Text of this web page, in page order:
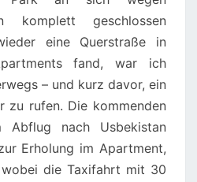
komplett geschlossen
eine Querstraße in
fand, war ich
– und kurz davor, ein
zu rufen. Die kommenden
nach Usbekistan
Erholung im Apartment,
die Taxifahrt mit 30